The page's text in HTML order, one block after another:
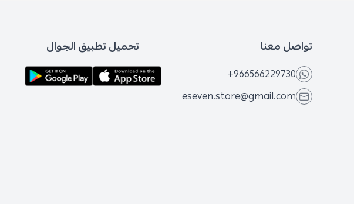
تواصل معنا
+966566229730
eseven.store@gmail.com
تحميل تطبيق الجوال